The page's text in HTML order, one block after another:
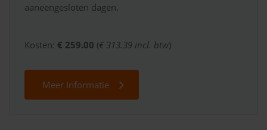
aaneengesloten dagen.
Kosten: € 259.00 (€ 313.39 incl. btw)
Meer Informatie